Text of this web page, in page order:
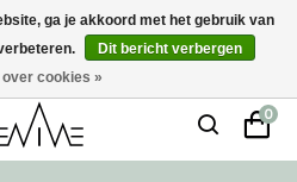
gemaakte producten
0
ga je akkoord met het gebruik van
Dit bericht verbergen
over cookies »